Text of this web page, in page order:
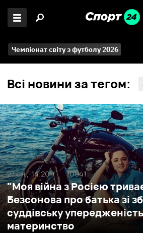
Чемпіонат світу з футболу 2026
Всі новини за тегом:
"Моя війна з Росією
Безсонова про батька зі
суддівську
материнство
27 січ , 14:20 / 10941